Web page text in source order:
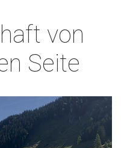
von
Seite